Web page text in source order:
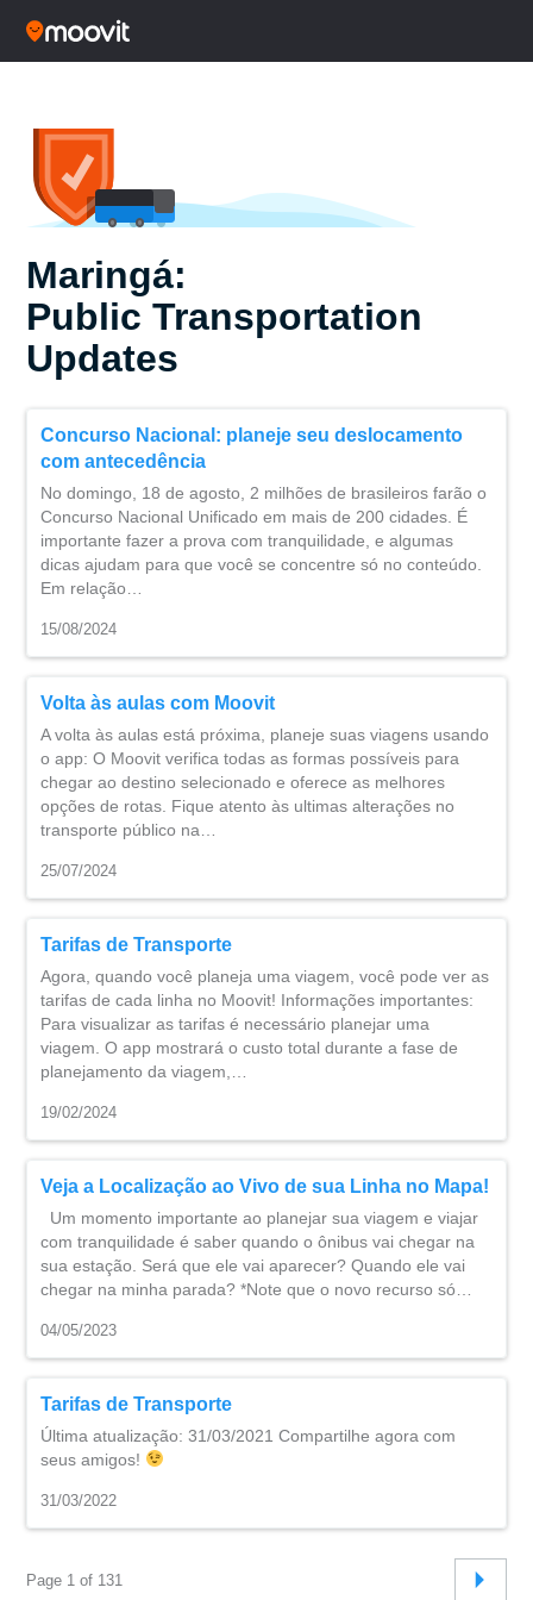
Maringá:
Public Transportation
Updates
Concurso Nacional: planeje seu deslocamento
com antecedência
No domingo, 18 de agosto, 2 milhões de brasileiros farão o
Concurso Nacional Unificado em mais de 200 cidades. É
importante fazer a prova com tranquilidade, e algumas
dicas ajudam para que você se concentre só no conteúdo.
Em relação…
15/08/2024
Volta às aulas com Moovit
A volta às aulas está próxima, planeje suas viagens usando
o app: O Moovit verifica todas as formas possíveis para
chegar ao destino selecionado e oferece as melhores
opções de rotas. Fique atento às ultimas alterações no
transporte público na…
25/07/2024
Tarifas de Transporte
Agora, quando você planeja uma viagem, você pode ver as
tarifas de cada linha no Moovit! Informações importantes:
Para visualizar as tarifas é necessário planejar uma
viagem. O app mostrará o custo total durante a fase de
planejamento da viagem,…
19/02/2024
Veja a Localização ao Vivo de sua Linha no Mapa!
Um momento importante ao planejar sua viagem e viajar
com tranquilidade é saber quando o ônibus vai chegar na
sua estação. Será que ele vai aparecer? Quando ele vai
chegar na minha parada? *Note que o novo recurso só…
04/05/2023
Tarifas de Transporte
Última atualização: 31/03/2021 Compartilhe agora com
seus amigos!
31/03/2022
Page 1 of 131